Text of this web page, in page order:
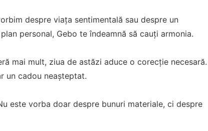
despre viața sentimentală sau despre un
personal, Gebo te îndeamnă să cauți armonia.
mai mult, ziua de astăzi aduce o corecție necesară.
un cadou neașteptat.
este vorba doar despre bunuri materiale, ci despre